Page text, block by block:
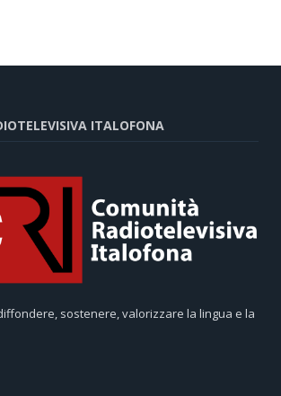
ITALOFONA
sostenere, valorizzare la lingua e la